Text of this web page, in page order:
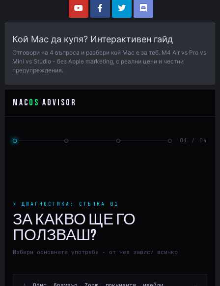
Кой Mac да купя? Интерактивен гайд
Отговори на 4 въпроса и разбери кой Mac е за теб. M4 Air vs Pro vs
Mini vs Studio - без Apple marketing, с реални цени и честни
предупреждения.